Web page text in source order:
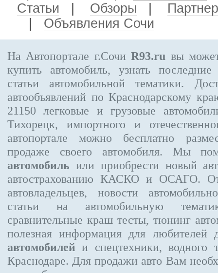
Статьи
Обзоры
Объявления Сочи
На Автопортале г.СочиR93.ru вы
купить автомобиль, узнать
статьи автомобильной тематики.
автообъявлений по Краснодарскому
21150 легковые и грузовые
Тихорецк, импортного и
автопортале можно бесплатно
продаже своего автомобиля. Мы
автомобиль или приобрести новый
автострахованию КАСКО и ОСАГО.
автовладельцев, новости
статьи на автомобильную
сравнительные краш тесты, тюнинг
полезная информация для любителей
автомобилей и спецтехники, водного
Краснодаре. Для продажи авто Вам